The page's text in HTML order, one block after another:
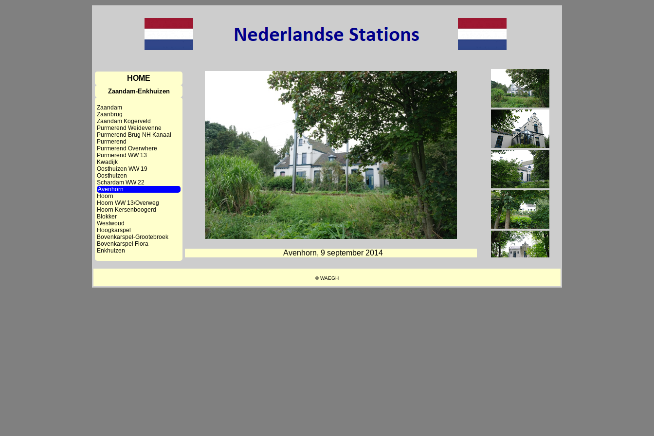
HOME
Zaandam-Enkhuizen
Zaandam
Zaanbrug
Zaandam Kogerveld
Purmerend Weidevenne
Purmerend Brug NH Kanaal
Purmerend
Purmerend Overwhere
Purmerend WW 13
Kwadijk
Oosthuizen WW 19
Oosthuizen
Schardam WW 22
Avenhorn
Hoorn
Hoorn WW 13/Overweg
Hoorn Kersenboogerd
Blokker
Westwoud
Hoogkarspel
Bovenkarspel-Grootebroek
Bovenkarspel Flora
Enkhuizen
Avenhorn, 9 september 2014
© WAEGH